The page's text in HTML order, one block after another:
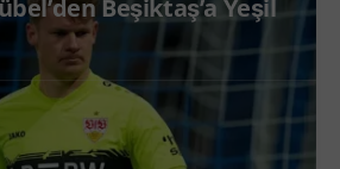
Beşiktaş’a Yeşil